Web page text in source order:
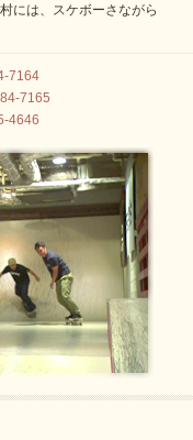
には、スケボーさながら
7164
7165
4646